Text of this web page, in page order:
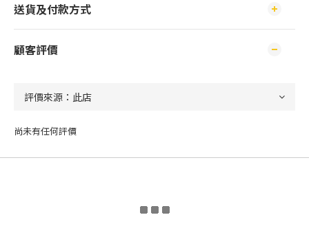
送貨及付款方式
顧客評價
尚未有任何評價